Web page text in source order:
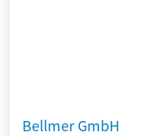
Bellmer GmbH